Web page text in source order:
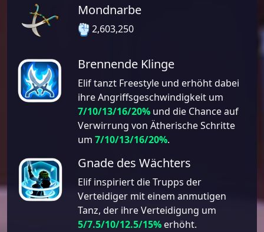
Mondnarbe
2,603,250
Brennende Klinge
Elif tanzt Freestyle und erhöht dabei
ihre Angriffsgeschwindigkeit um
7/10/13/16/20% und die Chance auf
Verwirrung von Ätherische Schritte
um 7/10/13/16/20%.
Gnade des Wächters
Elif inspiriert die Trupps der
Verteidiger mit einem anmutigen
Tanz, der ihre Verteidigung um
5/7.5/10/12.5/15% erhöht.